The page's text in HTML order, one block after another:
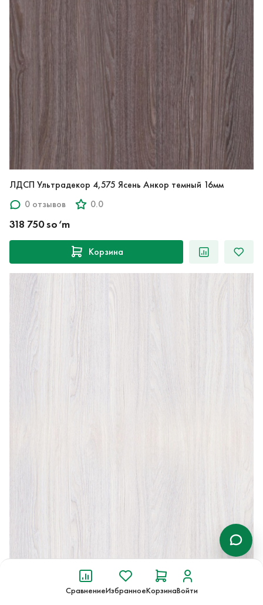
СравнениеИзбранноеКорзинаВойти
ЛДСП Ультрадекор 4,575 Ясень Анкор темный 16мм
0 отзывов
0.0
318 750 so‘m
Корзина